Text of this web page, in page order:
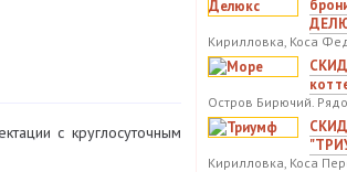
с круглосуточным
Кирилловка, Коса
Остров Бирючий.
Кирилловка, Коса